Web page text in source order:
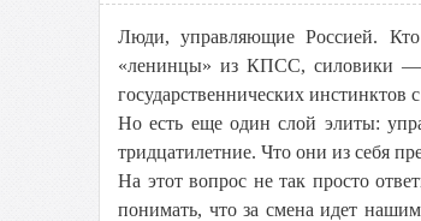
Люди, управляющие Россией.
«ленинцы» из КПСС, силовики —
государственнических инстинктов
Но есть еще один слой элиты:
тридцатилетние. Что они из себя
На этот вопрос не так просто
понимать, что за смена идет